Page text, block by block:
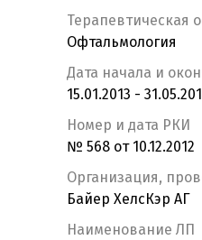
Терапевтическая
Офтальмология
Дата начала и
15.01.2013 -
Номер и дата РКИ
№ 568 от 10.12.2012
Организация,
Байер ХелсКэр АГ
Наименование ЛП